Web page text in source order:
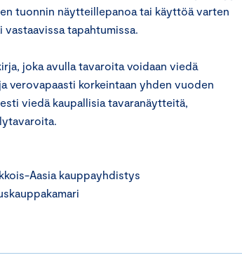
tuonnin näytteillepanoa tai käyttöä varten
tapahtumissa.
joka avulla tavaroita voidaan viedä
verovapaasti korkeintaan yhden vuoden
viedä kaupallisia tavaranäytteitä,
Aasia kauppayhdistys